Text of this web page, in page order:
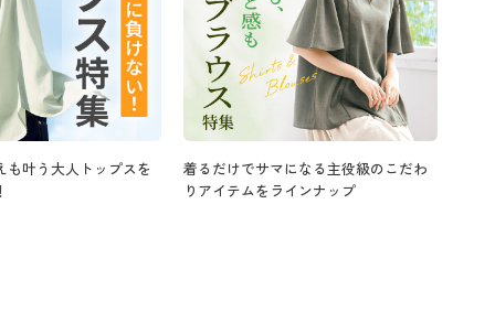
も叶う大人トップスを
着るだけでサマになる主役級のこだわ
りアイテムをラインナップ